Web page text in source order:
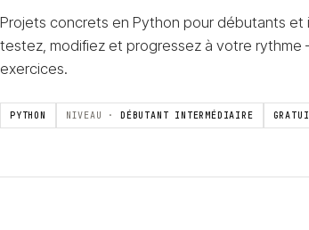
Projets concrets en Python pour débutants et
testez, modifiez et progressez à votre
exercices.
PYTHON NIVEAU · DÉBUTANT INTERMÉDIAIRE